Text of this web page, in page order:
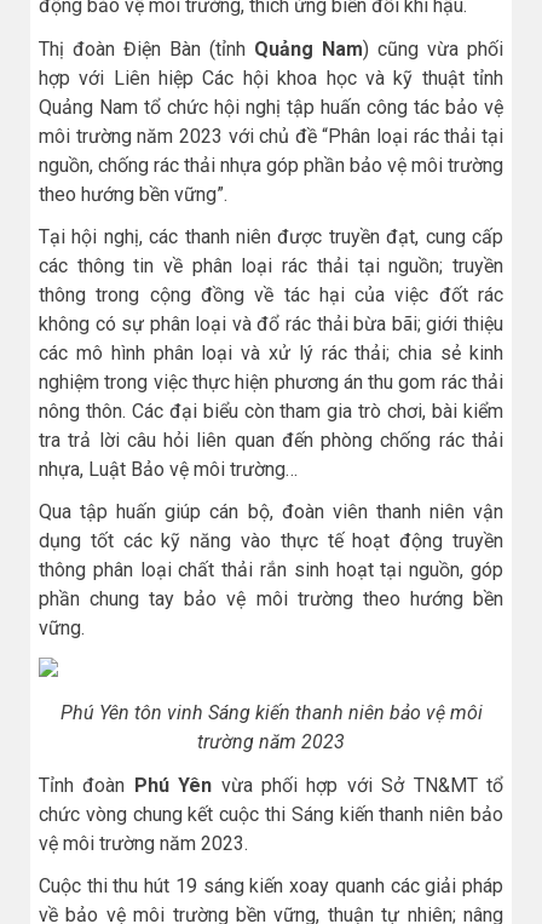
động bảo vệ môi trường, thích ứng biến đổi khí hậu.
Thị đoàn Điện Bàn (tỉnh Quảng Nam) cũng vừa phối
hợp với Liên hiệp Các hội khoa học và kỹ thuật tỉnh
Quảng Nam tổ chức hội nghị tập huấn công tác bảo vệ
môi trường năm 2023 với chủ đề “Phân loại rác thải tại
nguồn, chống rác thải nhựa góp phần bảo vệ môi trường
theo hướng bền vững”.
Tại hội nghị, các thanh niên được truyền đạt, cung cấp
các thông tin về phân loại rác thải tại nguồn; truyền
thông trong cộng đồng về tác hại của việc đốt rác
không có sự phân loại và đổ rác thải bừa bãi; giới thiệu
các mô hình phân loại và xử lý rác thải; chia sẻ kinh
nghiệm trong việc thực hiện phương án thu gom rác thải
nông thôn. Các đại biểu còn tham gia trò chơi, bài kiểm
tra trả lời câu hỏi liên quan đến phòng chống rác thải
nhựa, Luật Bảo vệ môi trường…
Qua tập huấn giúp cán bộ, đoàn viên thanh niên vận
dụng tốt các kỹ năng vào thực tế hoạt động truyền
thông phân loại chất thải rắn sinh hoạt tại nguồn, góp
phần chung tay bảo vệ môi trường theo hướng bền
vững.
Phú Yên tôn vinh Sáng kiến thanh niên bảo vệ môi
trường năm 2023
Tỉnh đoàn Phú Yên vừa phối hợp với Sở TN&MT tổ
chức vòng chung kết cuộc thi Sáng kiến thanh niên bảo
vệ môi trường năm 2023.
Cuộc thi thu hút 19 sáng kiến xoay quanh các giải pháp
về bảo vệ môi trường bền vững, thuận tự nhiên; nâng